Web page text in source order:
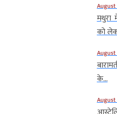
मथुरा
को
के...